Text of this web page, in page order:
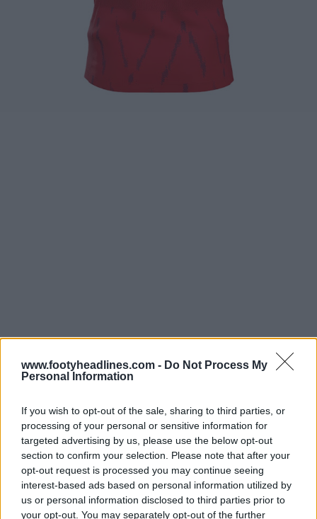
www.footyheadlines.com - Do Not Process My
Personal Information
If you wish to opt-out of the sale, sharing to third parties, or
processing of your personal or sensitive information for
targeted advertising by us, please use the below opt-out
section to confirm your selection. Please note that after your
opt-out request is processed you may continue seeing
interest-based ads based on personal information utilized by
us or personal information disclosed to third parties prior to
your opt-out. You may separately opt-out of the further
Lemaillot domicile Nike Freiburg 24-25est à